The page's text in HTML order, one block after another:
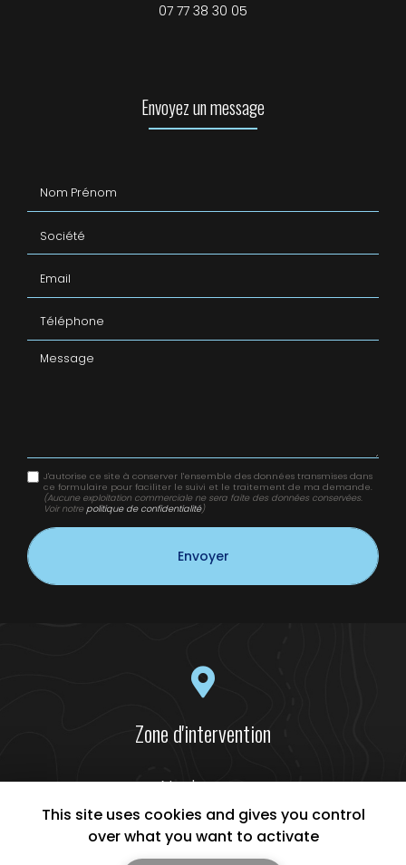
07 77 38 30 05
Envoyez un message
Message
J'autorise ce site à conserver l'ensemble des données transmises dans
ce formulaire pour faciliter le suivi et le traitement de ma demande.
(Aucune exploitation commerciale ne sera faite des données conservées.
Voir notre politique de confidentialité)
Zone d'intervention
Narbonne
Béziers
Lézignan-Corbières
Et le secteur...
This site uses cookies and gives you control
over what you want to activate